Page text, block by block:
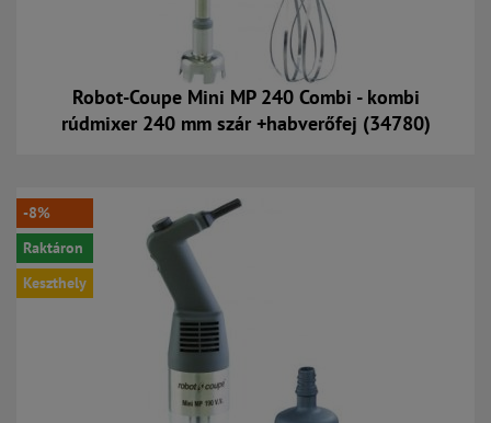
Robot-Coupe Mini MP 240 Combi - kombi
rúdmixer 240 mm szár +habverőfej (34780)
Kosárba
-8%
Raktáron
Keszthely